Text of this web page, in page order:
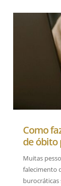
Como
de óbito
Muitas
falecimento
burocráticas